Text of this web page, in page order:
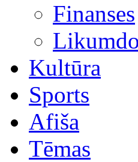
Finanses
Kultūra
Sports
Afiša
Tēmas